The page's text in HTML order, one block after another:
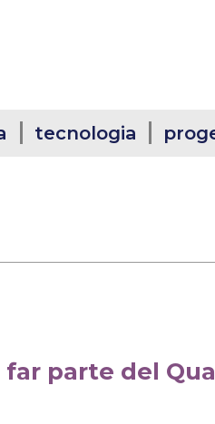
tecnologia
far parte del